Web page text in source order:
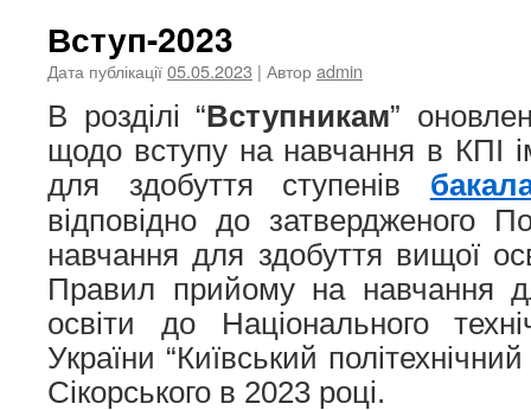
Вступ-2023
Дата публікації05.05.2023 | Авторadmin
В розділі “Вступникам”
щодо вступу на навчання в КПІ
для здобуття ступенів
відповідно до затвердженого
навчання для здобуття вищої
Правил прийому на навчання
освіти до Національного
України “Київський політехнічний
Сікорського в 2023 році.